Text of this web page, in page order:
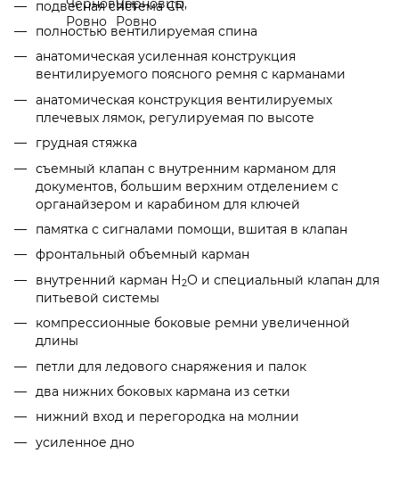
подвесная система СR
полностью вентилируемая спина
анатомическая усиленная конструкция
вентилируемого поясного ремня c карманами
анатомическая конструкция вентилируемых
плечевых лямок, регулируемая по высоте
грудная стяжка
съемный клапан с внутренним карманом для
документов, большим верхним отделением с
органайзером и карабином для ключей
памятка с сигналами помощи, вшитая в клапан
фронтальный объемный карман
внутренний карман Н2О и специальный клапан для
питьевой системы
компрессионные боковые ремни увеличенной
длины
петли для ледового снаряжения и палок
два нижних боковых кармана из сетки
нижний вход и перегородка на молнии
усиленное дно